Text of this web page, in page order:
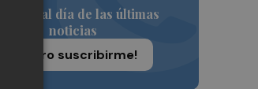
al día de las últimas
noticias
¡Quiero suscribirme!